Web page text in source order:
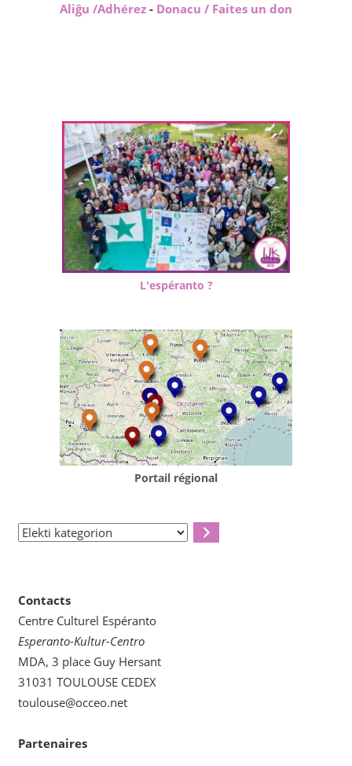
Aliĝu /Adhérez - Donacu / Faites un don
L'espéranto ?
Portail régional
Elekti
Contacts
Centre Culturel Espéranto
Esperanto-Kultur-Centro
MDA, 3 place Guy Hersant
31031 TOULOUSE CEDEX
toulouse@occeo.net
Partenaires